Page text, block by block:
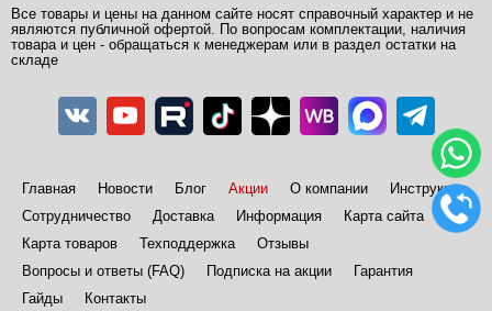
Все товары и цены на данном сайте носят справочный характер и не
являются публичной офертой. По вопросам комплектации, наличия
товара и цен - обращаться к менеджерам или в раздел остатки на
складе
Главная Новости Блог Акции О компании
Инструкции
Сотрудничество
Доставка Информация
Карта сайта
Карта товаров
Техподдержка
Отзывы
Вопросы и ответы (FAQ)
Подписка на акции
Гарантия
Гайды
Контакты